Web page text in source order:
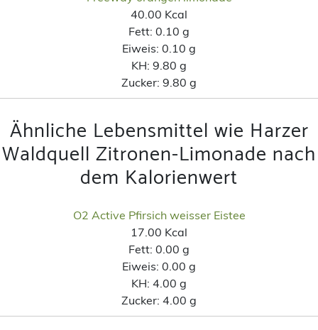
40.00 Kcal
Fett: 0.10 g
Eiweis: 0.10 g
KH: 9.80 g
Zucker: 9.80 g
Ähnliche Lebensmittel wie Harzer
Waldquell Zitronen-Limonade nach
dem Kalorienwert
O2 Active Pfirsich weisser Eistee
17.00 Kcal
Fett: 0.00 g
Eiweis: 0.00 g
KH: 4.00 g
Zucker: 4.00 g